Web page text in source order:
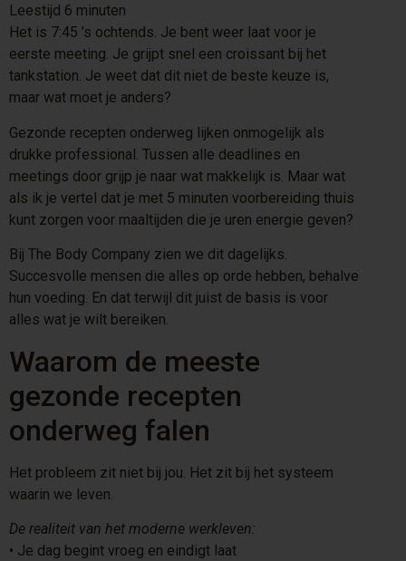
Het is 7:45 ’s ochtends. Je bent weer laat voor je
eerste meeting. Je grijpt snel een croissant bij het
tankstation. Je weet dat dit niet de beste keuze is,
maar wat moet je anders?
Gezonde recepten onderweg lijken onmogelijk als
drukke professional. Tussen alle deadlines en
meetings door grijp je naar wat makkelijk is. Maar wat
als ik je vertel dat je met 5 minuten voorbereiding thuis
kunt zorgen voor maaltijden die je uren energie geven?
Bij The Body Company zien we dit dagelijks.
Succesvolle mensen die alles op orde hebben, behalve
hun voeding. En dat terwijl dit juist de basis is voor
alles wat je wilt bereiken.
Waarom de meeste
gezonde recepten
onderweg falen
Het probleem zit niet bij jou. Het zit bij het systeem
waarin we leven.
De realiteit van het moderne werkleven:
•⁠ ⁠Je dag begint vroeg en eindigt laat